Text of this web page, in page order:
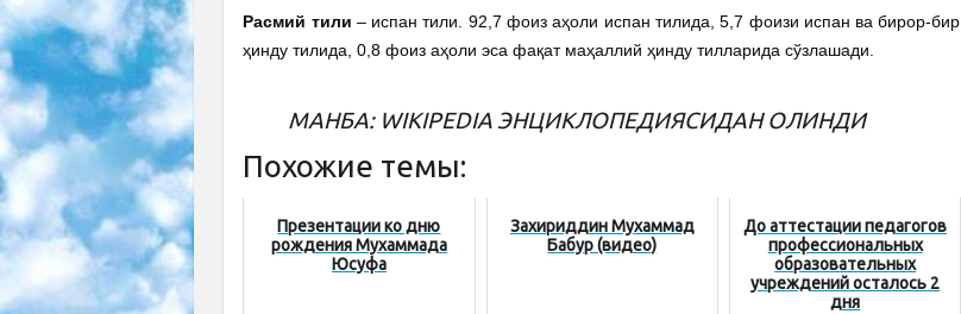
Расмий тили – испан тили. 92,7 фоиз аҳоли испан тилида, 5,7 фоизи испан ва бирор-бир
ҳинду тилида, 0,8 фоиз аҳоли эса фақат маҳаллий ҳинду тилларида сўзлашади.
МАНБА: WIKIPEDIA ЭНЦИКЛОПЕДИЯСИДАН ОЛИНДИ
Похожие темы:
Презентации ко дню
рождения Мухаммада
Юсуфа
Захириддин Мухаммад
Бабур (видео)
До аттестации педагогов
профессиональных
образовательных
учреждений осталось 2
дня